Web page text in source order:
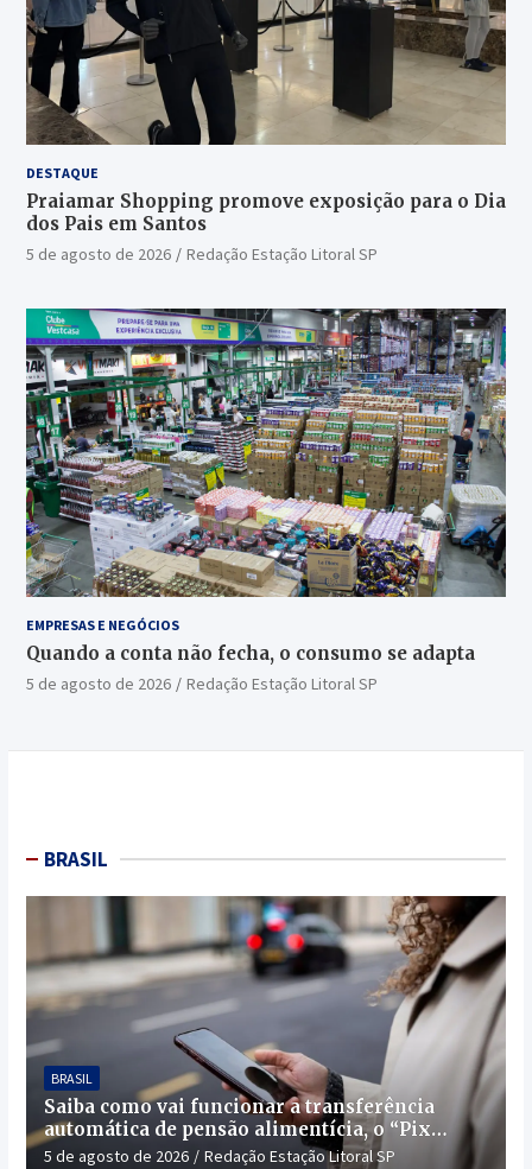
DESTAQUE
Praiamar Shopping promove exposição para o Dia
dos Pais em Santos
5 de agosto de 2026 Redação Estação Litoral SP
EMPRESAS E NEGÓCIOS
Quando a conta não fecha, o consumo se adapta
5 de agosto de 2026 Redação Estação Litoral SP
BRASIL
BRASIL
Saiba como vai funcionar a transferência
automática de pensão alimentícia, o “Pix
Pensão”
5 de agosto de 2026 Redação Estação Litoral SP